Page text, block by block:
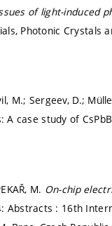
of light-induced
Photonic Crystals
M.; Sergeev, D.;
A case study of
M. On-chip
Abstracts : 16th